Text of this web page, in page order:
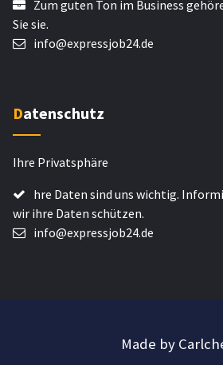
Zum guten Ton im Business
Sie sie.
info@expressjob24.de
Datenschutz
Ihre Privatsphäre
hre Daten sind uns wichtig.
wir ihre Daten schützen.
info@expressjob24.de
Made by